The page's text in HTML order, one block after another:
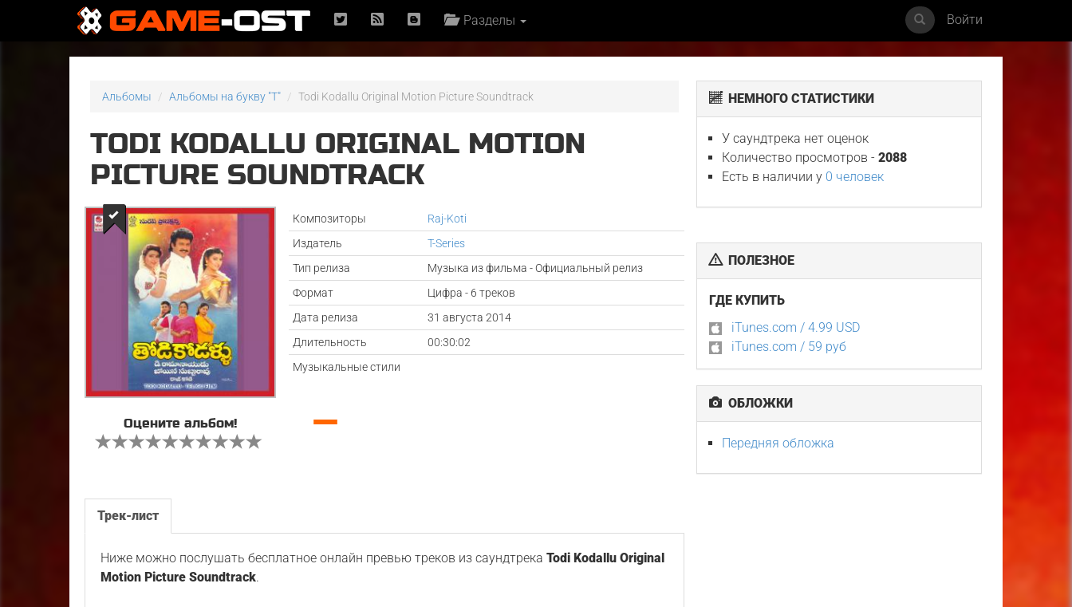
Разделы Войти
Альбомы Альбомы на букву "T" Todi Kodallu Original Motion Picture Soundtrack
TODI KODALLU ORIGINAL MOTION
PICTURE SOUNDTRACK
Композиторы
Raj-Koti
Издатель
T-Series
Тип релиза
Музыка из фильма - Официальный релиз
Формат
Цифра - 6 треков
Дата релиза
31 августа 2014
Длительность
00:30:02
Музыкальные стили
Оцените альбом! —
Трек-лист
Ниже можно послушать бесплатное онлайн превью треков из саундтрекаTodi Kodallu Original
Motion Picture Soundtrack.
НЕМНОГО СТАТИСТИКИ
У саундтрека нет оценок
Количество просмотров -2088
Есть в наличии у 0 человек
ПОЛЕЗНОЕ
ГДЕ КУПИТЬ
iTunes.com / 4.99 USD
iTunes.com / 59 руб
ОБЛОЖКИ
Передняя обложка